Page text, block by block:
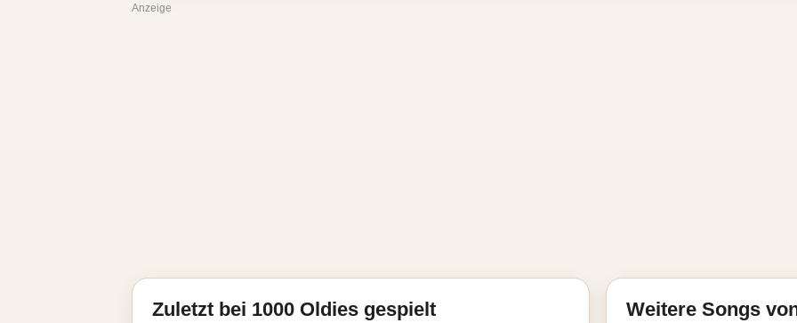
Anzeige
Zuletzt bei 1000 Oldies gespielt Weitere Songs